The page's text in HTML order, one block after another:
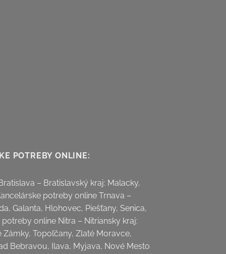
POTREBY ONLINE:
– Bratislavský kraj: Malacky,
potreby online Trnava –
Galanta, Hlohovec, Piešťany, Senica,
online Nitra – Nitriansky kraj:
Topoľčany, Zlaté Moravce,
Bebravou, Ilava, Myjava, Nové Mesto